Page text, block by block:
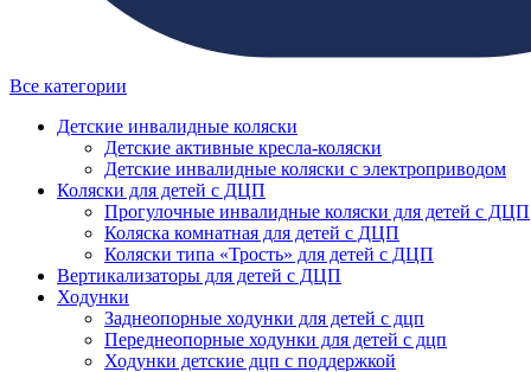
Все категории
Детские инвалидные коляски
Детские активные кресла-коляски
Детские инвалидные коляски с электроприводом
Коляски для детей с ДЦП
Прогулочные инвалидные коляски для детей с ДЦП
Коляска комнатная для детей с ДЦП
Коляски типа «Трость» для детей с ДЦП
Вертикализаторы для детей с ДЦП
Ходунки
Заднеопорные ходунки для детей с дцп
Переднеопорные ходунки для детей с дцп
Ходунки детские дцп с поддержкой